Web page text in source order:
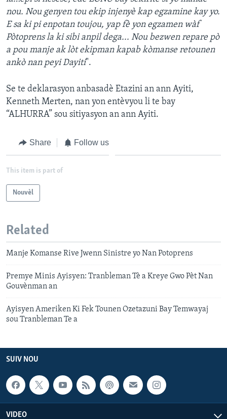
nou. Nou genyen tou ekip injenyè kap egzamine kay yo.
E sa ki pi enpotan toujou, yap fè yon egzamen wàf
Pòtoprens la ki sibi anpil dega... Nou bezwen repare pò
a pou manje ak lòt ekipman kapab kòmanse retounen
ankò nan peyi Dayiti".
Se te deklarasyon anbasadè Etazini an ann Ayiti,
Kenneth Merten, nan yon entèvyou li te bay
“ALHURRA” sou sitiyasyon an ann Ayiti.
Share Follow us
This item is part of
Nouvèl
Related
Manje Komanse Rive Jwenn Sinistre yo Nan Potoprens
Premye Minis Ayisyen: Tranbleman Tè a Kreye Gwo Pèt Nan
Gouvènman an
Ayisyen Ameriken Ki Fek Tounen Ozetazuni Bay Temwayaj
sou Tranbleman Te a
SUIV NOU
VIDEO